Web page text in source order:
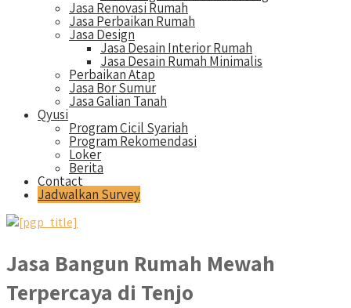
Jasa Renovasi Rumah
Jasa Perbaikan Rumah
Jasa Design
Jasa Desain Interior Rumah
Jasa Desain Rumah Minimalis
Perbaikan Atap
Jasa Bor Sumur
Jasa Galian Tanah
Qyusi
Program Cicil Syariah
Program Rekomendasi
Loker
Berita
Contact
Jadwalkan Survey
Jasa Bangun Rumah Mewah
Terpercaya di Tenjo